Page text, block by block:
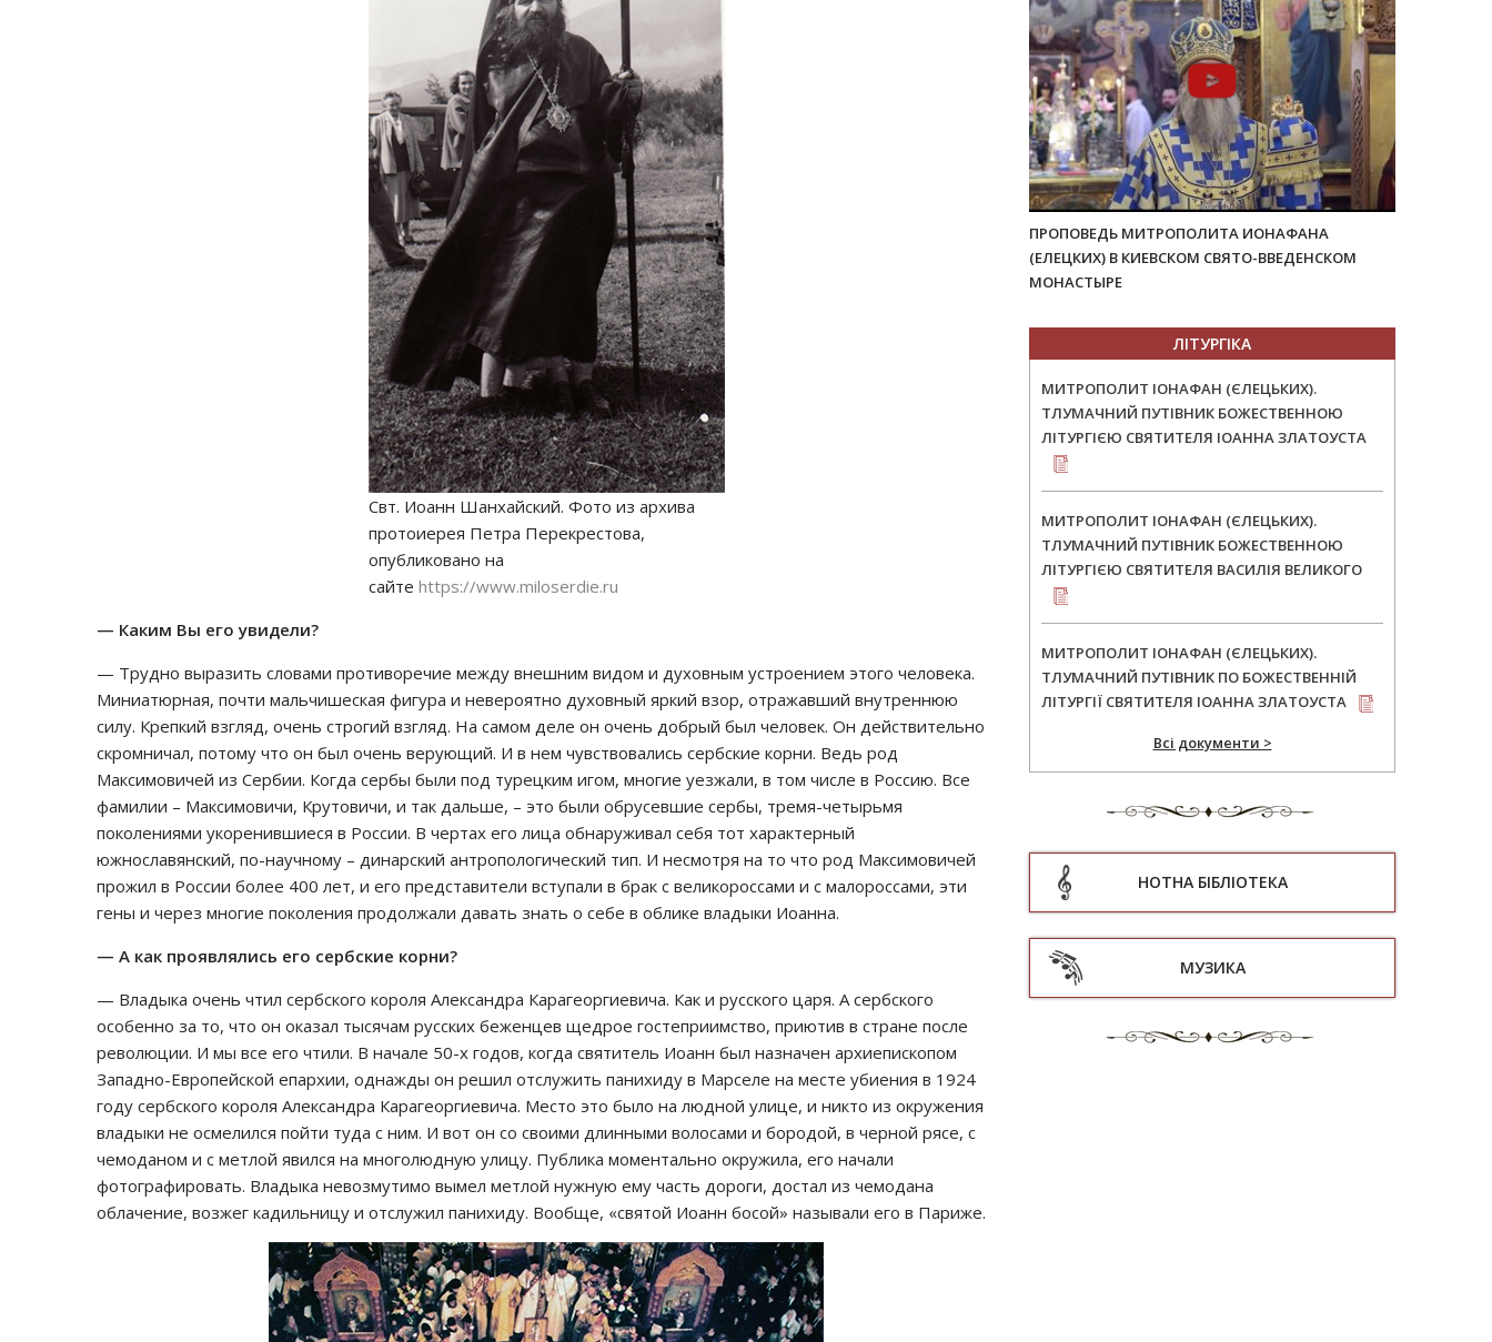
Свт. Иоанн Шанхайский. Фото из архива
протоиерея Петра Перекрестова,
опубликовано на
сайте https://www.miloserdie.ru
— Каким Вы его увидели?
— Трудно выразить словами противоречие между внешним видом и духовным устроением этого человека.
Миниатюрная, почти мальчишеская фигура и невероятно духовный яркий взор, отражавший внутреннюю
силу. Крепкий взгляд, очень строгий взгляд. На самом деле он очень добрый был человек. Он действительно
скромничал, потому что он был очень верующий. И в нем чувствовались сербские корни. Ведь род
Максимовичей из Сербии. Когда сербы были под турецким игом, многие уезжали, в том числе в Россию. Все
фамилии – Максимовичи, Крутовичи, и так дальше, – это были обрусевшие сербы, тремя-четырьмя
поколениями укоренившиеся в России. В чертах его лица обнаруживал себя тот характерный
южнославянский, по-научному – динарский антропологический тип. И несмотря на то что род Максимовичей
прожил в России более 400 лет, и его представители вступали в брак с великороссами и с малороссами, эти
гены и через многие поколения продолжали давать знать о себе в облике владыки Иоанна.
— А как проявлялись его сербские корни?
— Владыка очень чтил сербского короля Александра Карагеоргиевича. Как и русского царя. А сербского
особенно за то, что он оказал тысячам русских беженцев щедрое гостеприимство, приютив в стране после
революции. И мы все его чтили. В начале 50-х годов, когда святитель Иоанн был назначен архиепископом
Западно-Европейской епархии, однажды он решил отслужить панихиду в Марселе на месте убиения в 1924
году сербского короля Александра Карагеоргиевича. Место это было на людной улице, и никто из окружения
владыки не осмелился пойти туда с ним. И вот он со своими длинными волосами и бородой, в черной рясе, с
чемоданом и с метлой явился на многолюдную улицу. Публика моментально окружила, его начали
фотографировать. Владыка невозмутимо вымел метлой нужную ему часть дороги, достал из чемодана
облачение, возжег кадильницу и отслужил панихиду. Вообще, «святой Иоанн босой» называли его в Париже.
ПРОПОВЕДЬ МИТРОПОЛИТА ИОНАФАНА
(ЕЛЕЦКИХ) В КИЕВСКОМ СВЯТО-ВВЕДЕНСКОМ
МОНАСТЫРЕ
ЛІТУРГІКА
МИТРОПОЛИТ ІОНАФАН (ЄЛЕЦЬКИХ).
ТЛУМАЧНИЙ ПУТІВНИК БОЖЕСТВЕННОЮ
ЛІТУРГІЄЮ СВЯТИТЕЛЯ ІОАННА ЗЛАТОУСТА
МИТРОПОЛИТ ІОНАФАН (ЄЛЕЦЬКИХ).
ТЛУМАЧНИЙ ПУТІВНИК БОЖЕСТВЕННОЮ
ЛІТУРГІЄЮ СВЯТИТЕЛЯ ВАСИЛІЯ ВЕЛИКОГО
МИТРОПОЛИТ ІОНАФАН (ЄЛЕЦЬКИХ).
ТЛУМАЧНИЙ ПУТІВНИК ПО БОЖЕСТВЕННІЙ
ЛІТУРГІЇ СВЯТИТЕЛЯ ІОАННА ЗЛАТОУСТА
Всі документи >
НОТНА БІБЛІОТЕКА
МУЗИКА